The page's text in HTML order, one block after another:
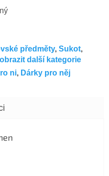
předměty, Sukot,
další kategorie
ni, Dárky pro něj
je 5 z 5 hvězdiček.